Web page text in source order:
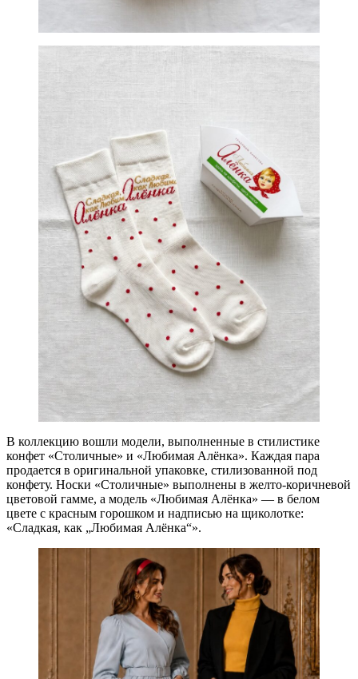
В коллекцию вошли модели, выполненные в стилистике
конфет «Столичные» и «Любимая Алёнка». Каждая пара
продается в оригинальной упаковке, стилизованной под
конфету. Носки «Столичные» выполнены в желто-коричневой
цветовой гамме, а модель «Любимая Алёнка» — в белом
цвете с красным горошком и надписью на щиколотке:
«Сладкая, как „Любимая Алёнка“».